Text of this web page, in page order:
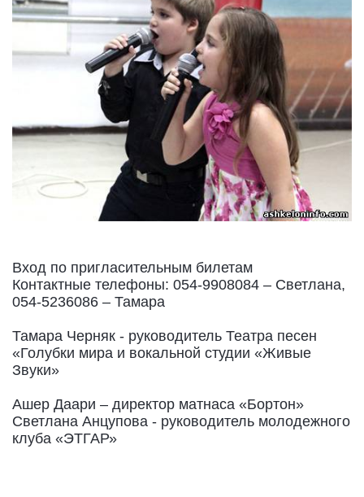
Вход по пригласительным билетам
Контактные телефоны: 054-9908084 – Светлана,
054-5236086 – Тамара
Тамара Черняк - руководитель Театра песен
«Голубки мира и вокальной студии «Живые
Звуки»
Ашер Даари – директор матнаса «Бортон»
Светлана Анцупова - руководитель молодежного
клуба «ЭТГАР»